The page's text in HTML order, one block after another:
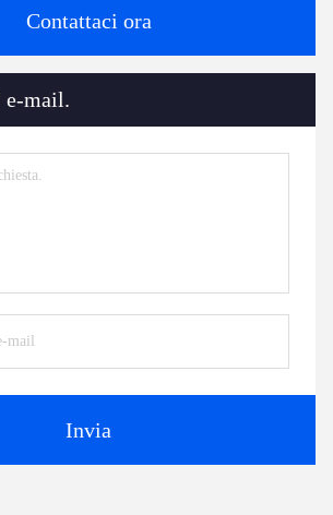
Contattaci ora
e-mail.
Invia